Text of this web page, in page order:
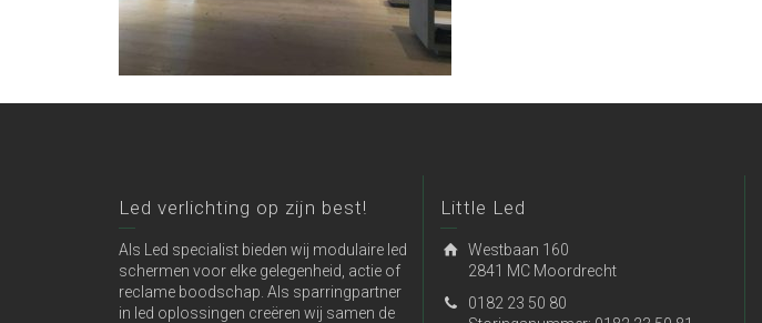
Led verlichting op zijn best!
Als Led specialist bieden wij modulaire led
schermen voor elke gelegenheid, actie of
reclame boodschap. Als sparringpartner
in led oplossingen creëren wij samen de
Little Led
Westbaan 160
2841 MC Moordrecht
0182 23 50 80